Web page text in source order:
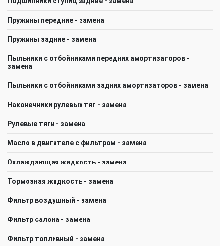
Пружины передние - замена
Пружины задние - замена
Пыльники с отбойниками передних амортизаторов -
замена
Пыльники с отбойниками задних амортизаторов - замена
Наконечники рулевых тяг - замена
Рулевые тяги - замена
Масло в двигателе с фильтром - замена
Охлаждающая жидкость - замена
Тормозная жидкость - замена
Фильтр воздушный - замена
Фильтр салона - замена
Фильтр топливный - замена